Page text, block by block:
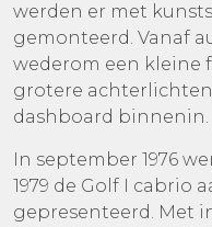
werden er met
gemonteerd. Vanaf
wederom een kleine
grotere
dashboard binnenin.
In september 1976
1979 de Golf I cabrio
gepresenteerd. Met